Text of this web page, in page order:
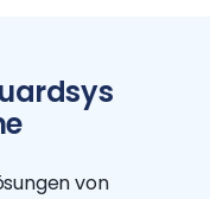
von